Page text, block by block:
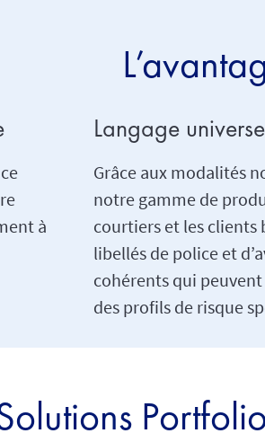
à
Langage
Grâce aux modalités
notre gamme de
courtiers et les clients
libellés de police et
cohérents qui
des profils de risque